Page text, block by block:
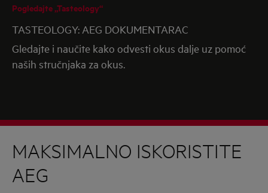
Pogledajte „Tasteology“
TASTEOLOGY: AEG DOKUMENTARAC
Gledajte i naučite kako odvesti okus dalje uz pomoć
naših stručnjaka za okus.
MAKSIMALNO ISKORISTITE
AEG